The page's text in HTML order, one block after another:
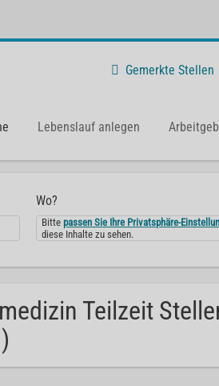
Gemerkte Stellen
Lebenslauf anlegen
Wo?
Bittepassen Sie Ihre Privatsphäre-
diese Inhalte zu sehen.
Teilzeit